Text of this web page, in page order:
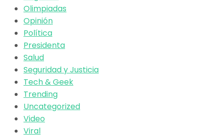
Olimpiadas
Opinión
Política
Presidenta
Salud
Seguridad y Justicia
Tech & Geek
Trending
Uncategorized
Video
Viral